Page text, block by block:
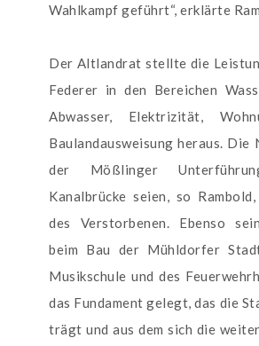
Wahlkampf geführt“, erklärte
Der Altlandrat stellte die
Federer in den Bereichen
Abwasser, Elektrizität,
Baulandausweisung heraus. Die
der Mößlinger
Kanalbrücke seien, so
des Verstorbenen. Ebenso
beim Bau der Mühldorfer
Musikschule und des
das Fundament gelegt, das die
trägt und aus dem sich die